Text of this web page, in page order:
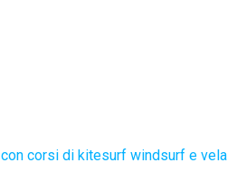
corsi di kitesurf windsurf e vela